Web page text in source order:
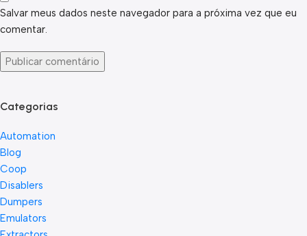
Salvar meus dados neste navegador para a próxima vez que eu
comentar.
Categorias
Automation
Blog
Coop
Disablers
Dumpers
Emulators